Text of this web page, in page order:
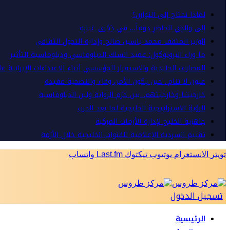
لماذا نحتاج إلى التوازن؟
إلى والدِي الحاضرِ دوماً… في ذِكرى غيابِه
الوزير المثقف محمد ياسين صالح وإدارة التحول الثقافي
ما وراء البروتوكول: عميد السلك الدبلوماسي ودبلوماسية التأثير
المصارف الخليجية والاستقرار المؤسسي أثناء الاعتداءات
عيون لا تنام.. حين يكون الأمن وفاء والتضحية عقيدة
خارجيتنا وخارجيتهم.. بين حزم الرواية ولين الدبلوماسية
الرؤية الاستراتيجية الخليجية لما بعد الحرب
جاهزية الخليج لإدارة الأزمات المركبة
تقييم السردية الإعلامية للقنوات الخليجية خلال الأزمة
تويتر الانستغرام يوتيوب تيكتوك Last.fm واتساب
تسجيل الدخول
الرئيسية